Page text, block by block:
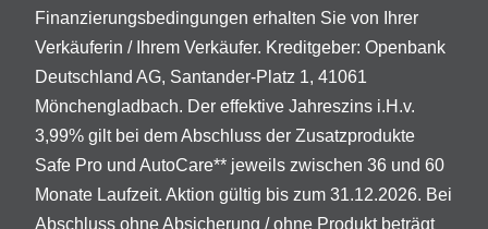
Finanzierungsbedingungen erhalten Sie von Ihrer
Verkäuferin / Ihrem Verkäufer. Kreditgeber: Openbank
Deutschland AG, Santander-Platz 1, 41061
Mönchengladbach. Der effektive Jahreszins i.H.v.
3,99% gilt bei dem Abschluss der Zusatzprodukte
Safe Pro und AutoCare** jeweils zwischen 36 und 60
Monate Laufzeit. Aktion gültig bis zum 31.12.2026. Bei
Abschluss ohne Absicherung / ohne Produkt beträgt